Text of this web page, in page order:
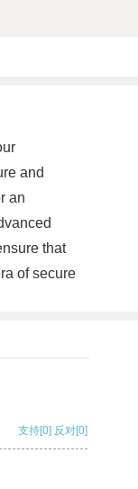
and
an
that
of secure
支持[0] 反对[0]